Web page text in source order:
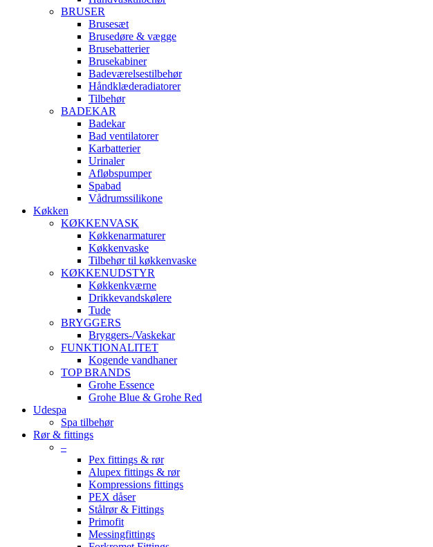
BRUSER
Brusesæt
Brusedøre & vægge
Brusebatterier
Brusekabiner
Badeværelsestilbehør
Håndklæderadiatorer
Tilbehør
BADEKAR
Badekar
Bad ventilatorer
Karbatterier
Urinaler
Afløbspumper
Spabad
Vådrumssilikone
Køkken
KØKKENVASK
Køkkenarmaturer
Køkkenvaske
Tilbehør til køkkenvaske
KØKKENUDSTYR
Køkkenkværne
Drikkevandskølere
Tude
BRYGGERS
Bryggers-/Vaskekar
FUNKTIONALITET
Kogende vandhaner
TOP BRANDS
Grohe Essence
Grohe Blue & Grohe Red
Udespa
Spa tilbehør
Rør & fittings
–
Pex fittings & rør
Alupex fittings & rør
Kompressions fittings
PEX dåser
Stålrør & Fittings
Primofit
Messingfittings